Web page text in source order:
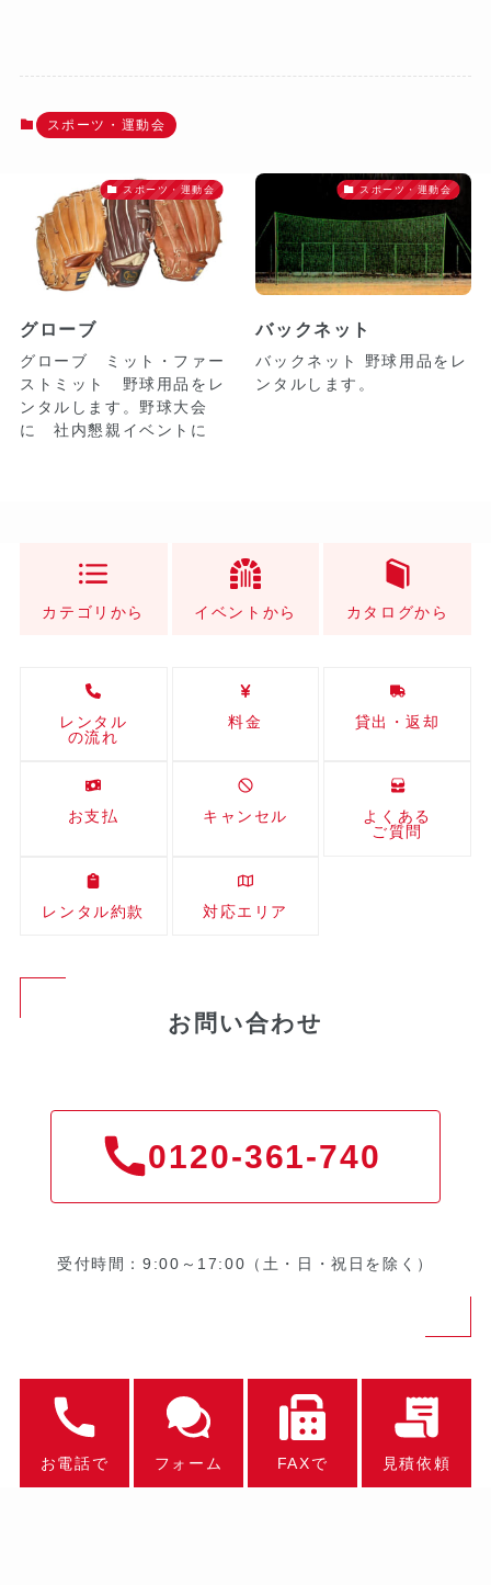
スポーツ・運動会
スポーツ・運動会
グローブ
グローブ ミット・ファー
ストミット 野球用品をレ
ンタルします。野球大会
に 社内懇親イベントに
スポーツ・運動会
バックネット
バックネット 野球用品をレ
ンタルします。
カテゴリから イベントから カタログから
レンタル
の流れ
料金 貸出・返却
お支払 キャンセル
よくある
ご質問
レンタル約款 対応エリア
お問い合わせ
0120-361-740
受付時間：9:00～17:00（土・日・祝日を除く）
お電話で フォーム FAXで 見積依頼